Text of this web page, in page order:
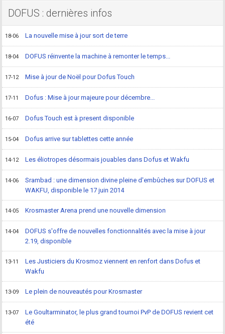
DOFUS : dernières infos
18-06 La nouvelle mise à jour sort de terre
18-04 DOFUS réinvente la machine à remonter le temps...
17-12 Mise à jour de Noël pour Dofus Touch
17-11 Dofus : Mise à jour majeure pour décembre...
16-07 Dofus Touch est à present disponible
15-04 Dofus arrive sur tablettes cette année
14-12 Les éliotropes désormais jouables dans Dofus et Wakfu
14-06
Srambad : une dimension divine pleine d'embûches sur DOFUS et
WAKFU, disponible le 17 juin 2014
14-05 Krosmaster Arena prend une nouvelle dimension
14-04
DOFUS s'offre de nouvelles fonctionnalités avec la mise à jour
2.19, disponible
13-11
Les Justiciers du Krosmoz viennent en renfort dans Dofus et
Wakfu
13-09 Le plein de nouveautés pour Krosmaster
13-07
Le Goultarminator, le plus grand tournoi PvP de DOFUS revient cet
été